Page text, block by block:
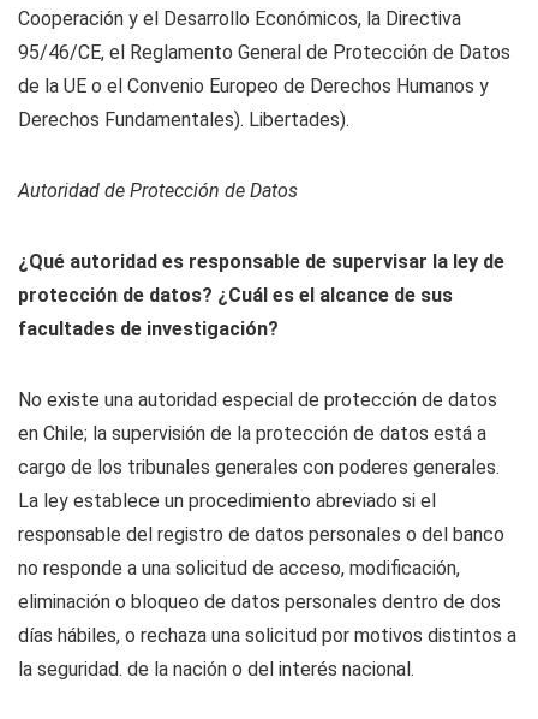
Cooperación y el Desarrollo Económicos, la Directiva
95/46/CE, el Reglamento General de Protección de Datos
de la UE o el Convenio Europeo de Derechos Humanos y
Derechos Fundamentales). Libertades).
Autoridad de Protección de Datos
¿Qué autoridad es responsable de supervisar la ley de
protección de datos? ¿Cuál es el alcance de sus
facultades de investigación?
No existe una autoridad especial de protección de datos
en Chile; la supervisión de la protección de datos está a
cargo de los tribunales generales con poderes generales.
La ley establece un procedimiento abreviado si el
responsable del registro de datos personales o del banco
no responde a una solicitud de acceso, modificación,
eliminación o bloqueo de datos personales dentro de dos
días hábiles, o rechaza una solicitud por motivos distintos a
la seguridad. de la nación o del interés nacional.